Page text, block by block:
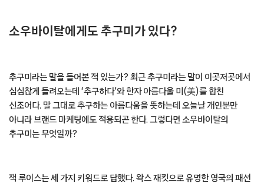
소우바이탈에게도 추구미가 있다?
추구미라는 말을 들어본 적 있는가? 최근 추구미라는 말이 이곳저곳에서
심심찮게 들려오는데 ‘추구하다’와 한자 아름다울 미(美)를 합친
신조어다. 말 그대로 추구하는 아름다움을 뜻하는데 오늘날 개인뿐만
아니라 브랜드 마케팅에도 적용되곤 한다. 그렇다면 소우바이탈의
추구미는 무엇일까?
잭 루이스는 세 가지 키워드로 답했다. 왁스 재킷으로 유명한 영국의 패션